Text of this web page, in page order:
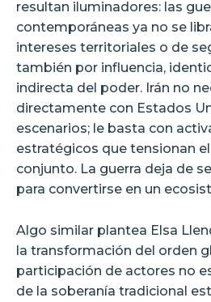
resultan iluminadores: las
contemporáneas ya no se
intereses territoriales o de
también por influencia,
indirecta del poder. Irán no
directamente con Estados
escenarios; le basta con
estratégicos que tensionan
conjunto. La guerra deja de
para convertirse en un
Algo similar plantea Elsa
la transformación del orden
participación de actores no
de la soberanía tradicional